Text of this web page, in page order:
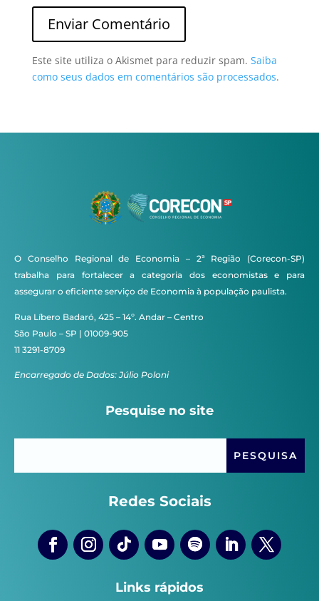
Este site utiliza o Akismet para reduzir spam. Saiba
como seus dados em comentários são processados.
O Conselho Regional de Economia – 2ª Região (Corecon-SP)
trabalha para fortalecer a categoria dos economistas e para
assegurar o eficiente serviço de Economia à população paulista.
Rua Líbero Badaró, 425 – 14º. Andar – Centro
São Paulo – SP | 01009-905
11 3291-8709
Encarregado de Dados: Júlio Poloni
Pesquise no site
Redes Sociais
Links rápidos